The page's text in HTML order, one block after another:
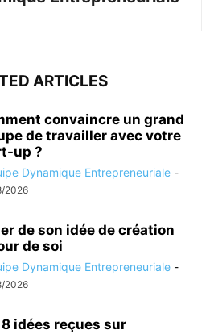
ARTICLES
convaincre un grand
de travailler avec votre
up ?
Dynamique Entrepreneuriale -
2026
de son idée de création
de soi
Dynamique Entrepreneuriale -
2026
8 idées reçues sur